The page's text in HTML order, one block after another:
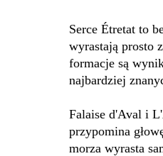
Serce Étretat to
wyrastają prosto
formacje są
najbardziej
Falaise d'Aval i
przypomina
morza wyrasta